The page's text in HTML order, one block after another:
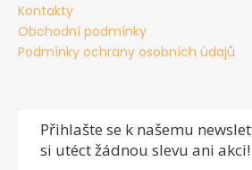
Kontakty
Obchodní podmínky
Podmínky ochrany osobních údajů
Přihlašte se k našemu
si utéct žádnou slevu ani akci!